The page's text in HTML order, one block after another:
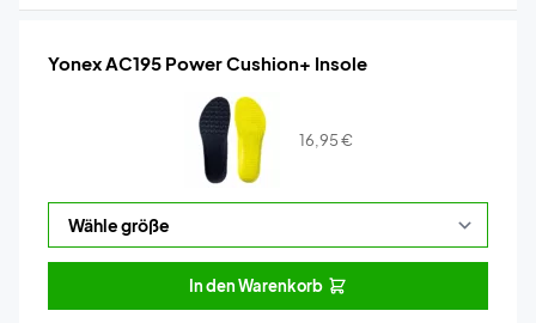
Yonex AC195 Power Cushion+ Insole
16,95€
In den Warenkorb